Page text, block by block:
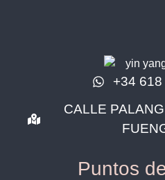
+34
CALLE
Puntos